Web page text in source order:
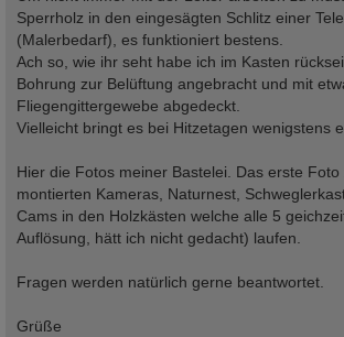
Sperrholz in den eingesägten Schlitz einer
(Malerbedarf), es funktioniert bestens.
Ach so, wie ihr seht habe ich im Kasten
Bohrung zur Belüftung angebracht und mit
Fliegengittergewebe abgedeckt.
Vielleicht bringt es bei Hitzetagen wenigstens
Hier die Fotos meiner Bastelei. Das erste
montierten Kameras, Naturnest,
Cams in den Holzkästen welche alle 5
Auflösung, hätt ich nicht gedacht) laufen.
Fragen werden natürlich gerne beantwortet.
Grüße